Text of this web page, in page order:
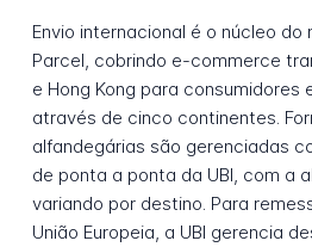
Envio internacional é o núcleo do
Parcel, cobrindo e-commerce
e Hong Kong para consumidores
através de cinco continentes.
alfandegárias são gerenciadas
de ponta a ponta da UBI, com a
variando por destino. Para
União Europeia, a UBI gerencia